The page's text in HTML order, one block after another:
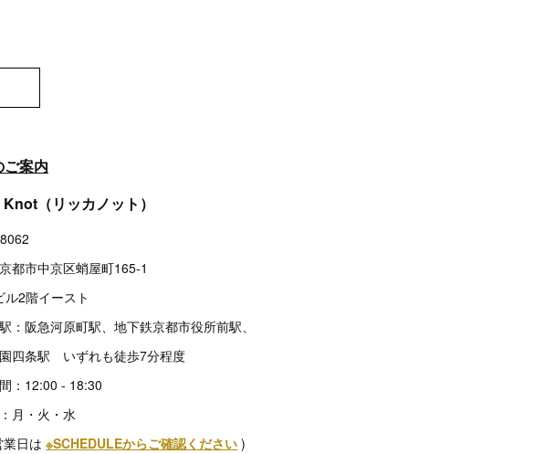
ご案内
（リッカノット）
都市中京区蛸屋町165-1
ル2階イースト
：阪急河原町駅、地下鉄京都市役所前駅、
四条駅 いずれも徒歩7分程度
：12:00 - 18:30
月・火・水
日は ※SCHEDULEからご確認ください )